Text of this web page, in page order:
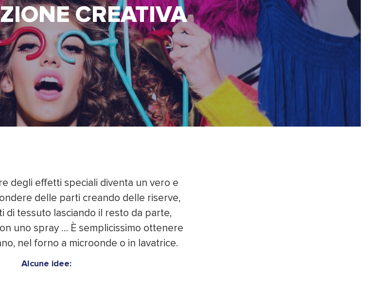
CREATIVA
degli effetti speciali diventa un vero e
delle parti creando delle riserve,
di tessuto lasciando il resto da parte,
uno spray … È semplicissimo ottenere
nel forno a microonde o in lavatrice.
Alcune idee: